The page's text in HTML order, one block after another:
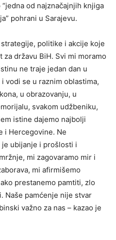
od najznačajnjih knjiga
pohrani u Sarajevu.
politike i akcije koje
državu BiH. Svi mi moramo
ne traje jedan dan u
vodi se u raznim oblastima,
u obrazovanju, u
svakom udžbeniku,
istine dajemo najbolji
i Hercegovine. Ne
ubijanje i prošlosti i
mi zagovaramo mir i
mi afirmišemo
prestanemo pamtiti, zlo
Naše pamćenje nije stvar
važno za nas – kazao je